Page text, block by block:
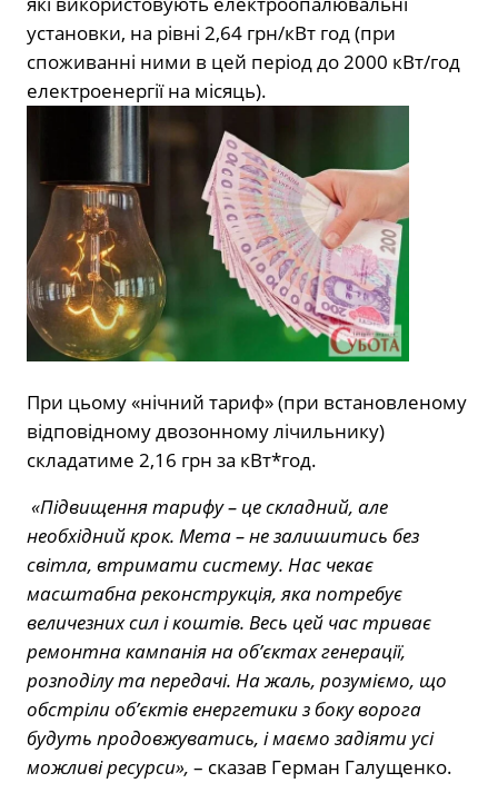
установки, на рівні 2,64 грн/кВт год (при
споживанні ними в цей період до 2000 кВт/год
електроенергії на місяць).
При цьому «нічний тариф» (при встановленому
відповідному двозонному лічильнику)
складатиме 2,16 грн за кВт*год.
«Підвищення тарифу – це складний, але
необхідний крок. Мета – не залишитись без
світла, втримати систему. Нас чекає
масштабна реконструкція, яка потребує
величезних сил і коштів. Весь цей час триває
ремонтна кампанія на об’єктах генерації,
розподілу та передачі. На жаль, розуміємо, що
обстріли об’єктів енергетики з боку ворога
будуть продовжуватись, і маємо задіяти усі
можливі ресурси», – сказав Герман Галущенко.